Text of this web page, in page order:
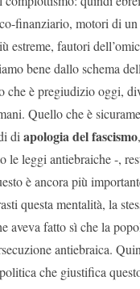
finanziario, motori di
estreme, fautori
bene dallo schema
che è pregiudizio oggi,
Quello che è
diapologia del fascismo
le leggi antiebraiche -,
è ancora più
questa mentalità, la
aveva fatto sì che la
antiebraica.
che giustifica